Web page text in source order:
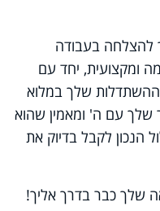
להצלחה בעבודה
ומקצועית, יחד עם
שלך במלוא
שלך עם ה' ומאמין שהוא
הנכון לקבל בדיוק את
שלך כבר בדרך אליך!